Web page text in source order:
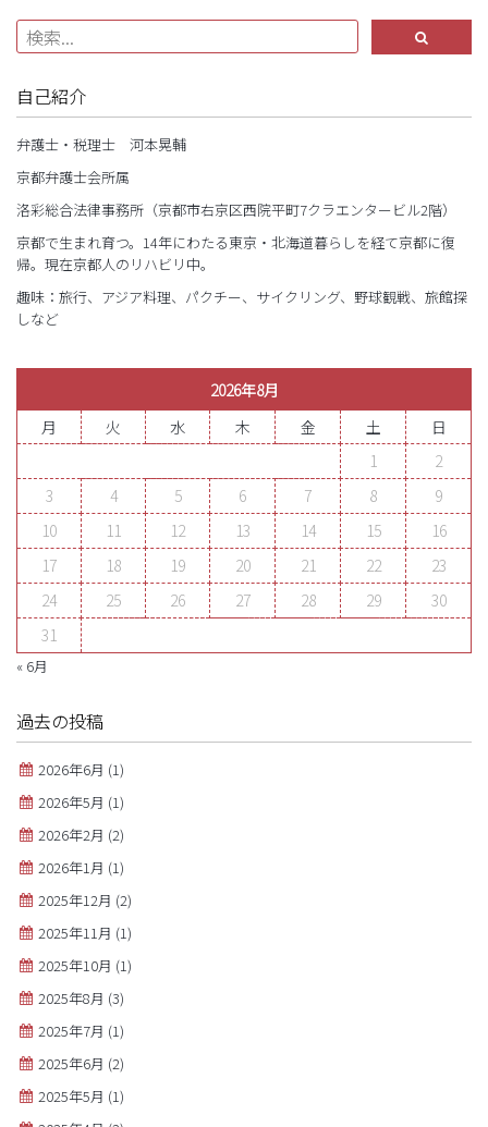
自己紹介
弁護士・税理士 河本晃輔
京都弁護士会所属
洛彩総合法律事務所（京都市右京区西院平町7クラエンタービル2階）
京都で生まれ育つ。14年にわたる東京・北海道暮らしを経て京都に復
帰。現在京都人のリハビリ中。
趣味：旅行、アジア料理、パクチー、サイクリング、野球観戦、旅館探
しなど
2026年8月
月
火 水 木 金 土
日
1
2
3
4 5 6 7 8
9
10
11 12 13 14 15
16
17
18 19 20 21 22
23
24
25 26 27 28 29
30
31
« 6月
過去の投稿
2026年6月 (1)
2026年5月 (1)
2026年2月 (2)
2026年1月 (1)
2025年12月 (2)
2025年11月 (1)
2025年10月 (1)
2025年8月 (3)
2025年7月 (1)
2025年6月 (2)
2025年5月 (1)